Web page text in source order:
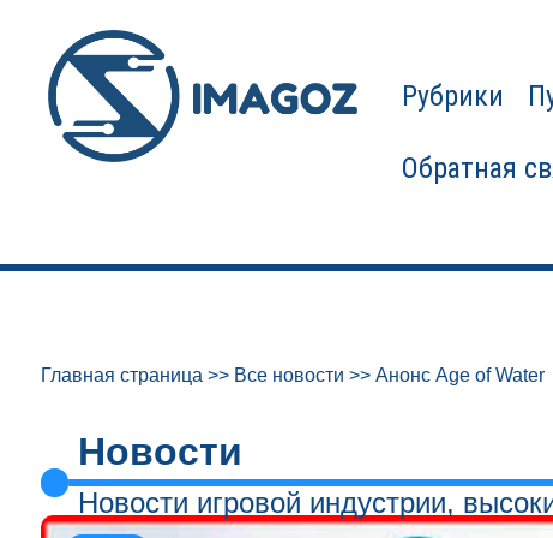
Рубрики
Обратная
Главная страница >> Все новости >> Анонс Age of Water
Новости
Новости игровой индустрии,